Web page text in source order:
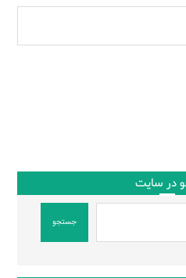
در سایت
جستجو